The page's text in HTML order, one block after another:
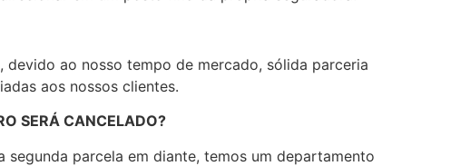
ao nosso tempo de mercado, sólida parceria
aos nossos clientes.
SERÁ CANCELADO?
parcela em diante, temos um departamento